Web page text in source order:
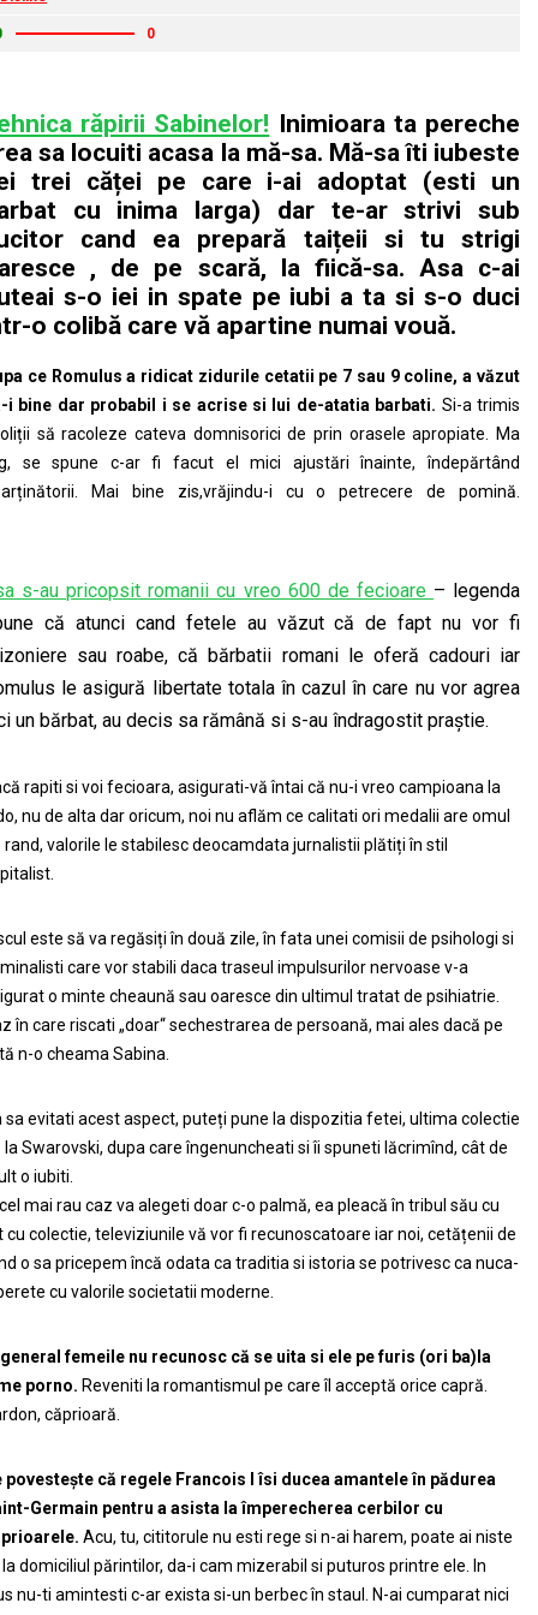
0
răpirii Sabinelor! Inimioara ta pereche
sa locuiti acasa la mă-sa. Mă-sa îti iubeste
trei căței pe care i-ai adoptat (esti un
cu inima larga) dar te-ar strivi sub
cand ea prepară taițeii si tu strigi
, de pe scară, la fiică-sa. Asa c-ai
s-o iei in spate pe iubi a ta si s-o duci
o colibă care vă apartine numai vouă.
ce Romulus a ridicat zidurile cetatii pe 7 sau 9 coline, a văzut
i bine dar probabil i se acrise si lui de-atatia barbati. Si-a trimis
să racoleze cateva domnisorici de prin orasele apropiate. Ma
se spune c-ar fi facut el mici ajustări înainte, îndepărtând
Mai bine zis,vrăjindu-i cu o petrecere de pomină.
s-au pricopsit romanii cu vreo 600 de fecioare – legenda
că atunci cand fetele au văzut că de fapt nu vor fi
sau roabe, că bărbatii romani le oferă cadouri iar
le asigură libertate totala în cazul în care nu vor agrea
un bărbat, au decis sa rămână si s-au îndragostit praștie.
rapiti si voi fecioara, asigurati-vă întai că nu-i vreo campioana la
nu de alta dar oricum, noi nu aflăm ce calitati ori medalii are omul
rand, valorile le stabilesc deocamdata jurnalistii plătiți în stil
este să va regăsiți în două zile, în fata unei comisii de psihologi si
care vor stabili daca traseul impulsurilor nervoase v-a
o minte cheaună sau oaresce din ultimul tratat de psihiatrie.
în care riscati „doar“ sechestrarea de persoană, mai ales dacă pe
n-o cheama Sabina.
sa evitati acest aspect, puteți pune la dispozitia fetei, ultima colectie
la Swarovski, dupa care îngenuncheati si îi spuneti lăcrimînd, cât de
o iubiti.
mai rau caz va alegeti doar c-o palmă, ea pleacă în tribul său cu
cu colectie, televiziunile vă vor fi recunoscatoare iar noi, cetățenii de
o sa pricepem încă odata ca traditia si istoria se potrivesc ca nuca-
cu valorile societatii moderne.
femeile nu recunosc că se uita si ele pe furis (ori ba)la
porno. Reveniti la romantismul pe care îl acceptă orice capră.
căprioară.
povestește că regele Francois I îsi ducea amantele în pădurea
Germain pentru a asista la împerecherea cerbilor cu
Acu, tu, cititorule nu esti rege si n-ai harem, poate ai niste
la domiciliul părintilor, da-i cam mizerabil si puturos printre ele. In
nu-ti amintesti c-ar exista si-un berbec în staul. N-ai cumparat nici